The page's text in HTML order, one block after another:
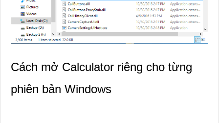
Cách mở Calculator riêng cho từng
phiên bản Windows